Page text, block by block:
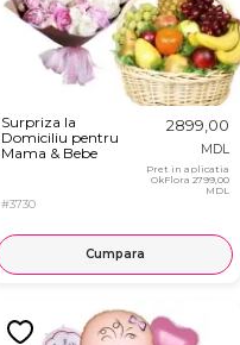
Surpriza la
Domiciliu pentru
Mama & Bebe
#3730
2899,00
MDL
Pret in aplicatia
OkFlora 2799,00
MDL
Cumpara